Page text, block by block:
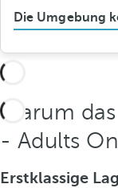
Die Umgebung
Warum
- Adults
Erstklassige